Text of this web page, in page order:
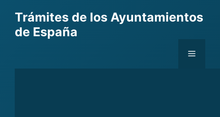
content
Trámites de los Ayuntamientos
de España
Menu